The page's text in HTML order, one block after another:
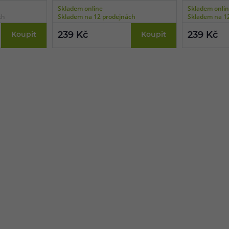
Koupit
Skladem online
Skladem na 12 prodejnách
239 Kč Koupit
Skladem
Skladem na
239 Kč